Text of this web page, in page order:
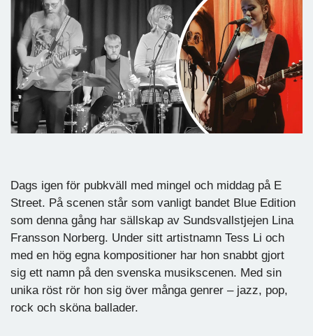
Dags igen för pubkväll med mingel och middag på E
Street. På scenen står som vanligt bandet Blue Edition
som denna gång har sällskap av Sundsvallstjejen Lina
Fransson Norberg. Under sitt artistnamn Tess Li och
med en hög egna kompositioner har hon snabbt gjort
sig ett namn på den svenska musikscenen. Med sin
unika röst rör hon sig över många genrer – jazz, pop,
rock och sköna ballader.